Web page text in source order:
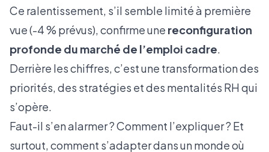
Ce ralentissement, s’il semble limité à première
vue (-4 % prévus), confirme une reconfiguration
profonde du marché de l’emploi cadre.
Derrière les chiffres, c’est une transformation des
priorités, des stratégies et des mentalités RH qui
s’opère.
Faut-il s’en alarmer ? Comment l’expliquer ? Et
surtout, comment s’adapter dans un monde où